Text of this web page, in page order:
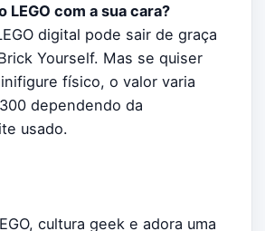
LEGO com a sua cara?
digital pode sair de graça
Yourself. Mas se quiser
físico, o valor varia
dependendo da
usado.
cultura geek e adora uma